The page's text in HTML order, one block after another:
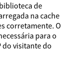
de
na cache
corretamente. O
para o
do visitante do